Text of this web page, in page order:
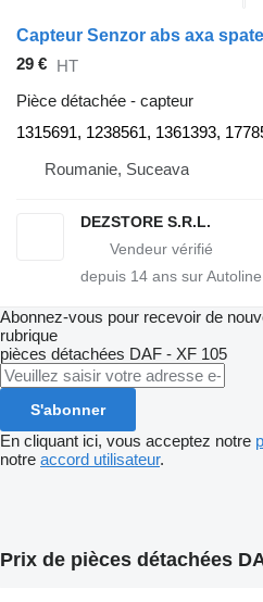
29 € HT
Pièce détachée - capteur
1315691, 1238561, 1361393,
Roumanie, Suceava
DEZSTORE S.R.L.
depuis 14 ans sur Autoline
Abonnez-vous pour recevoir de
rubrique
pièces détachées DAF - XF 105
S'abonner
En cliquant ici, vous acceptez notre
notre accord utilisateur.
Prix de pièces détachées